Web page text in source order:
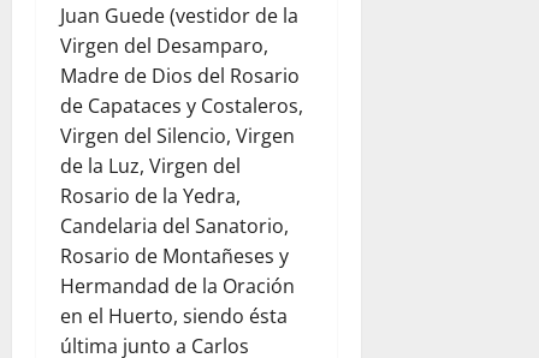
Juan Guede (vestidor de la
Virgen del Desamparo,
Madre de Dios del Rosario
de Capataces y Costaleros,
Virgen del Silencio, Virgen
de la Luz, Virgen del
Rosario de la Yedra,
Candelaria del Sanatorio,
Rosario de Montañeses y
Hermandad de la Oración
en el Huerto, siendo ésta
última junto a Carlos